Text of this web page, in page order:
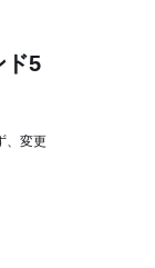
ド5
、変更